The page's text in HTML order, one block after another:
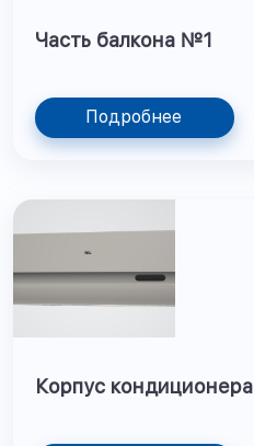
Часть балкона №1
Подробнее
Корпус кондиционера